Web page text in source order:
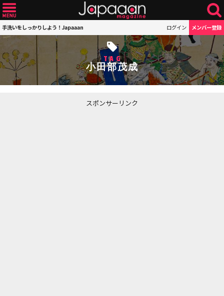
手洗いをしっかりしよう！Japaaan ログイン メンバー登録
TAG
小田部茂成
スポンサーリンク